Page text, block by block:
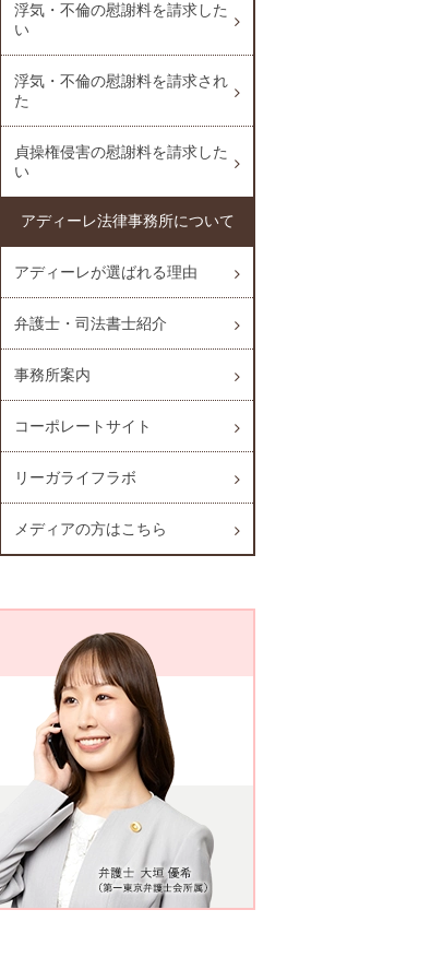
浮気・不倫の慰謝料を請求した
い
浮気・不倫の慰謝料を請求され
た
貞操権侵害の慰謝料を請求した
い
アディーレ法律事務所について
アディーレが選ばれる理由
弁護士・司法書士紹介
事務所案内
コーポレートサイト
リーガライフラボ
メディアの方はこちら